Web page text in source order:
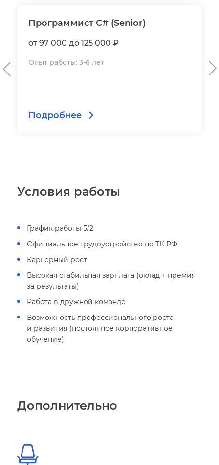
Программист C# (Senior)
от 97 000 до 125 000 ₽
Опыт работы: 3-6 лет
Подробнее
Условия работы
График работы 5/2
Официальное трудоустройство по ТК РФ
Карьерный рост
ысокая стабильная зарплата (оклад + премия
за результаты)
Работа в дружной команде
озможность профессионального роста
и развития (постоянное корпоративное
обучение)
Дополнительно